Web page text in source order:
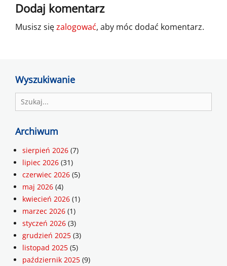
Dodaj komentarz
Musisz sięzalogować, aby móc dodać komentarz.
Wyszukiwanie
Search
for:
Archiwum
sierpień 2026 (7)
lipiec 2026 (31)
czerwiec 2026 (5)
maj 2026 (4)
kwiecień 2026 (1)
marzec 2026 (1)
styczeń 2026 (3)
grudzień 2025 (3)
listopad 2025 (5)
październik 2025 (9)